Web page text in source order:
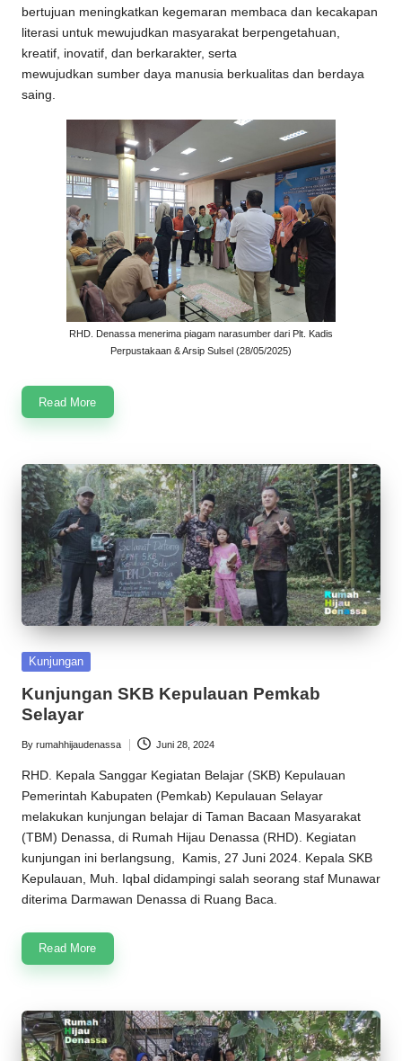
bertujuan meningkatkan kegemaran membaca dan kecakapan
literasi untuk mewujudkan masyarakat berpengetahuan,
kreatif, inovatif, dan berkarakter, serta
mewujudkan sumber daya manusia berkualitas dan berdaya
saing.
RHD. Denassa menerima piagam narasumber dari Plt. Kadis
Perpustakaan & Arsip Sulsel (28/05/2025)
Read More
Posted
Kunjungan
Kunjungan SKB Kepulauan Pemkab
Selayar
Posted
by
By rumahhijaudenassa Juni 28, 2024
RHD. Kepala Sanggar Kegiatan Belajar (SKB) Kepulauan
Pemerintah Kabupaten (Pemkab) Kepulauan Selayar
melakukan kunjungan belajar di Taman Bacaan Masyarakat
(TBM) Denassa, di Rumah Hijau Denassa (RHD). Kegiatan
kunjungan ini berlangsung, Kamis, 27 Juni 2024. Kepala SKB
Kepulauan, Muh. Iqbal didampingi salah seorang staf Munawar
diterima Darmawan Denassa di Ruang Baca.
Read More